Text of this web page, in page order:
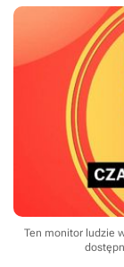
Ten monitor ludzie